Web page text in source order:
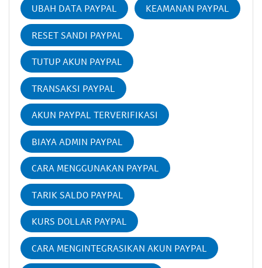
UBAH DATA PAYPAL KEAMANAN PAYPAL
RESET SANDI PAYPAL
TUTUP AKUN PAYPAL
TRANSAKSI PAYPAL
AKUN PAYPAL TERVERIFIKASI
BIAYA ADMIN PAYPAL
CARA MENGGUNAKAN PAYPAL
TARIK SALDO PAYPAL
KURS DOLLAR PAYPAL
CARA MENGINTEGRASIKAN AKUN PAYPAL